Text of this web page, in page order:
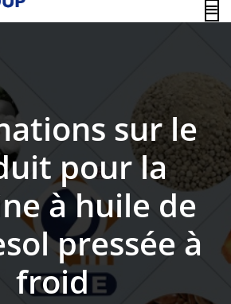
sur le
pour la
à huile de
pressée à
froid